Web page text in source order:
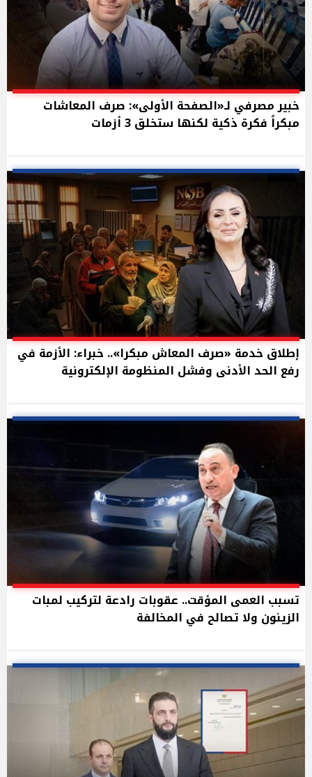
خبير مصرفي لـ«الصفحة الأولى»: صرف المعاشات
مبكراً فكرة ذكية لكنها ستخلق 3 أزمات
إطلاق خدمة «صرف المعاش مبكرا».. خبراء: الأزمة في
رفع الحد الأدنى وفشل المنظومة الإلكترونية
تسبب العمى المؤقت.. عقوبات رادعة لتركيب لمبات
الزينون ولا تصالح في المخالفة